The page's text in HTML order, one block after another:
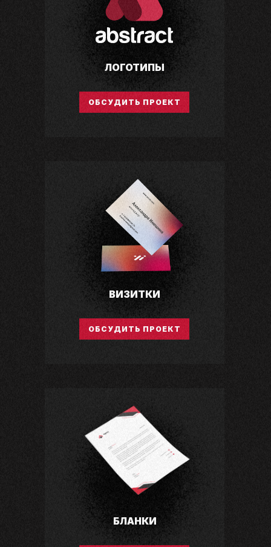
ОБСУДИТЬ ПРОЕКТ
ЛОГОТИПЫ
ОБСУДИТЬ ПРОЕКТ
ВИЗИТКИ
БЛАНКИ